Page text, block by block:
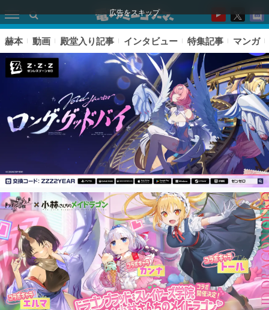
広告をスキップ
ピックアップ
電ファミのいま読まれている記事ランキング
アプリセール情報
インタビュー
赫本 動画 殿堂入り記事 インタビュー 特集記事 マンガ